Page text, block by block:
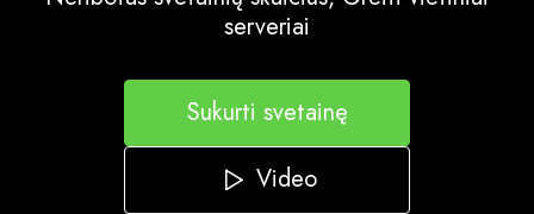
serveriai
Sukurti svetainę
Video